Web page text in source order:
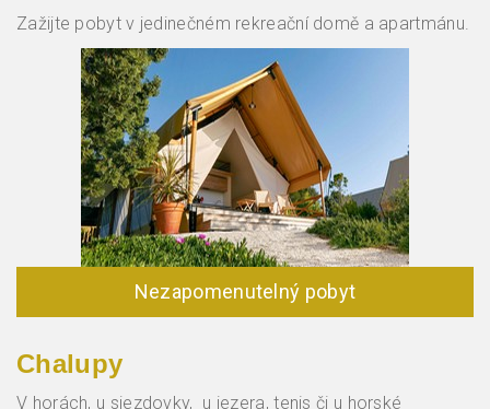
Zažijte pobyt v jedinečném rekreační domě a apartmánu.
Nezapomenutelný pobyt
Chalupy
V horách, u sjezdovky, u jezera, tenis či u horské